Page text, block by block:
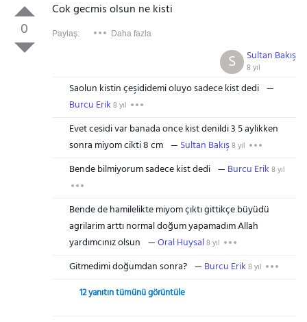
0
Cok gecmis olsun ne kisti
Paylaş: Daha fazla
Sultan Bakış
8 yıl
S
Saolun kistin çeşididemi oluyo sadece kist dedi
Burcu Erik 8 yıl
Evet cesidi var banada once kist denildi 3 5 aylikken
sonra miyom cikti 8 cm
Sultan Bakış8 yıl
Bende bilmiyorum sadece kist dedi Burcu Erik 8 yıl
Bende de hamilelikte miyom çıktı gittikçe büyüdü
agrilarim arttı normal doğum yapamadım Allah
yardımcınız olsun
Oral Huysal8 yıl
Gitmedimi doğumdan sonra? Burcu Erik 8 yıl
12 yanıtın tümünü görüntüle